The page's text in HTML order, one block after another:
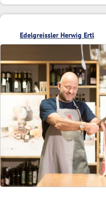
Edelgreissler Herwig Ertl